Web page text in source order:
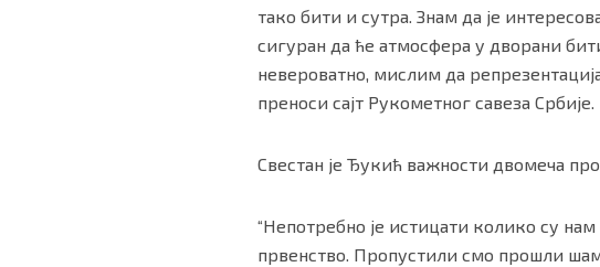
тако бити и сутра. Знам да је
сигуран да ће атмосфера у дворани
невероватно, мислим да
преноси сајт Рукометног савеза Србије.
Свестан је Ђукић важности двомеча
“Непотребно је истицати колико су
првенство. Пропустили смо прошли